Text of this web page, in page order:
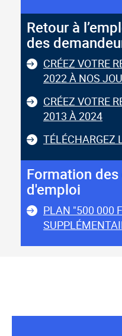
Retour à
des
CRÉEZ VOTRE
2022 À NOS
CRÉEZ VOTRE
2013 À 2024
TÉLÉCHARGEZ
Formation
d'emploi
PLAN "500 000